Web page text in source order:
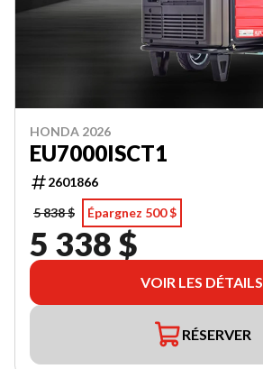
HONDA 2026
EU7000ISCT1
2601866
5 838 $
Épargnez 500 $
5 338 $
VOIR LES DÉTAILS
RÉSERVER